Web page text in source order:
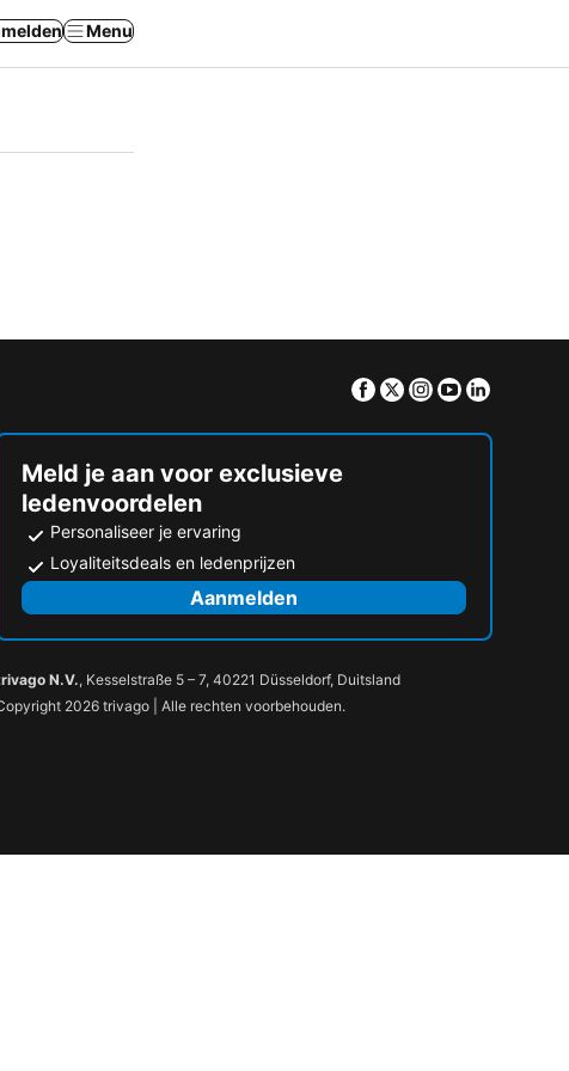
Menu
Facebook
TwitterInstagram
Youtube
Meld je aan voor exclusieve
ledenvoordelen
Personaliseer je ervaring
Loyaliteitsdeals en ledenprijzen
Aanmelden
N.V., Kesselstraße 5 – 7, 40221 Düsseldorf, Duitsland
2026 trivago | Alle rechten voorbehouden.